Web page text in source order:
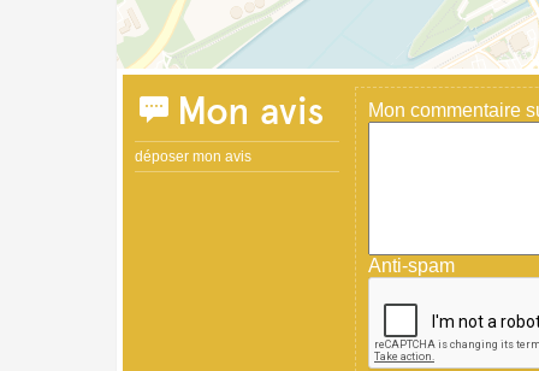
Mon avis
déposer mon avis
Mon commentaire
Anti-spam